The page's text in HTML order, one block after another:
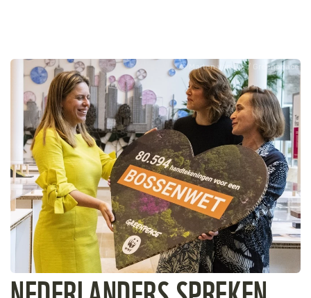
Marten van Dijl / Greenpeace